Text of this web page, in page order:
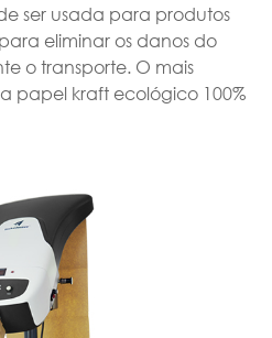
ser usada para produtos
eliminar os danos do
o transporte. O mais
papel kraft ecológico 100%